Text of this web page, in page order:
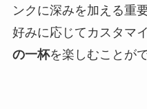
ンクに深みを加える重
好みに応じてカスタマ
の一杯を楽しむことが